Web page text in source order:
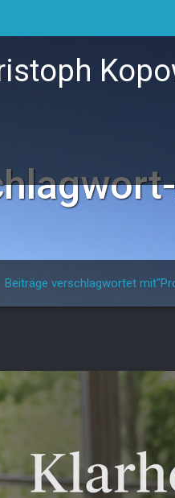
Beiträge verschlagwortet